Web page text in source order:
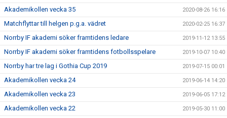
Akademikollen vecka 35 2020-08-26 16:16
Matchflyttar till helgen p.g.a. vädret 2020-02-25 16:37
Norrby IF akademi söker framtidens ledare 2019-11-12 13:55
Norrby IF akademi söker framtidens fotbollsspelare 2019-10-07 10:40
Norrby har tre lag i Gothia Cup 2019 2019-07-15 00:01
Akademikollen vecka 24 2019-06-14 14:20
Akademikollen vecka 23 2019-06-05 17:12
Akademikollen vecka 22 2019-05-30 11:00